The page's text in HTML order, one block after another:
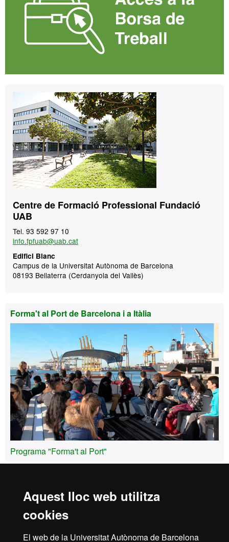
Aquest lloc web utilitza
cookies
El web de la Universitat Autònoma de Barcelona
Contacte
Centre de Formació Professional Fundació
UAB
Tel. 93 592 97 10
info.fpfuab@uab.cat
Edifici Blanc
Campus de la Universitat Autònoma de Barcelona
08193 Bellaterra (Cerdanyola del Vallès)
Forma't al Port de Barcelona i a Itàlia
Programa "Forma't al Port"